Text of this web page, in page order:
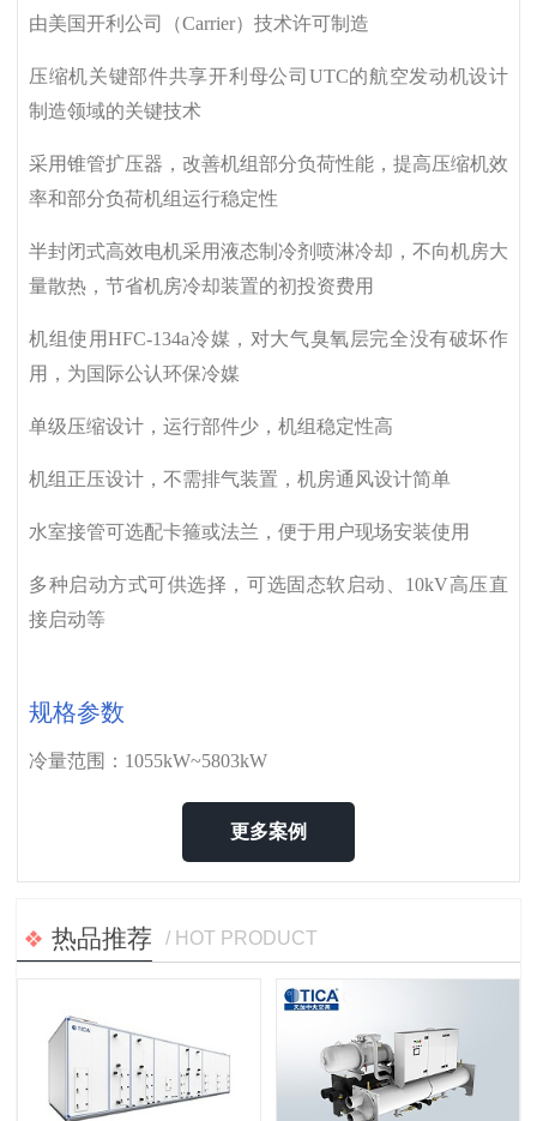
由美国开利公司（Carrier）技术许可制造
压缩机关键部件共享开利母公司UTC的航空发动机设计
制造领域的关键技术
采用锥管扩压器，改善机组部分负荷性能，提高压缩机效
率和部分负荷机组运行稳定性
半封闭式高效电机采用液态制冷剂喷淋冷却，不向机房大
量散热，节省机房冷却装置的初投资费用
机组使用HFC-134a冷媒，对大气臭氧层完全没有破坏作
用，为国际公认环保冷媒
单级压缩设计，运行部件少，机组稳定性高
机组正压设计，不需排气装置，机房通风设计简单
水室接管可选配卡箍或法兰，便于用户现场安装使用
多种启动方式可供选择，可选固态软启动、10kV高压直
接启动等
规格参数
冷量范围：1055kW~5803kW
更多案例
热品推荐 / HOT PRODUCT